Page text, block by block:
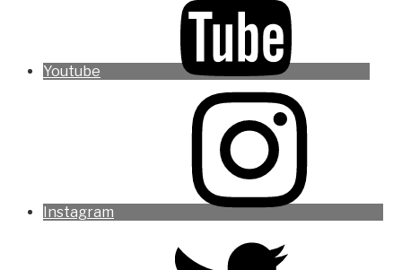
Youtube
Instagram